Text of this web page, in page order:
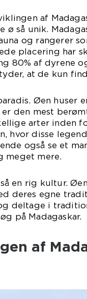
af
så unik.
og rangerer
placering har
80% af dyrene
at de kun
Øen huser
den mest
arter inden
hvor disse
også se et
meget mere.
en rig kultur.
deres egne
deltage i
på Madagaskar.
af